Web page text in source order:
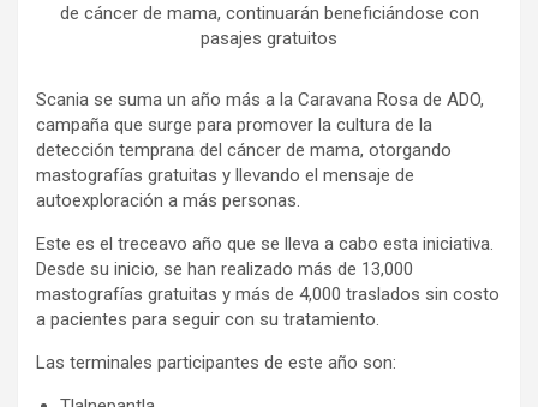
de cáncer de mama, continuarán beneficiándose con
pasajes gratuitos
Scania se suma un año más a la Caravana Rosa de ADO,
campaña que surge para promover la cultura de la
detección temprana del cáncer de mama, otorgando
mastografías gratuitas y llevando el mensaje de
autoexploración a más personas.
Este es el treceavo año que se lleva a cabo esta iniciativa.
Desde su inicio, se han realizado más de 13,000
mastografías gratuitas y más de 4,000 traslados sin costo
a pacientes para seguir con su tratamiento.
Las terminales participantes de este año son: